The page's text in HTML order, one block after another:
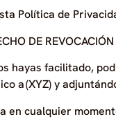
Política de
DE REVOCACIÓN
hayas facilitado,
a (XYZ) y
en cualquier